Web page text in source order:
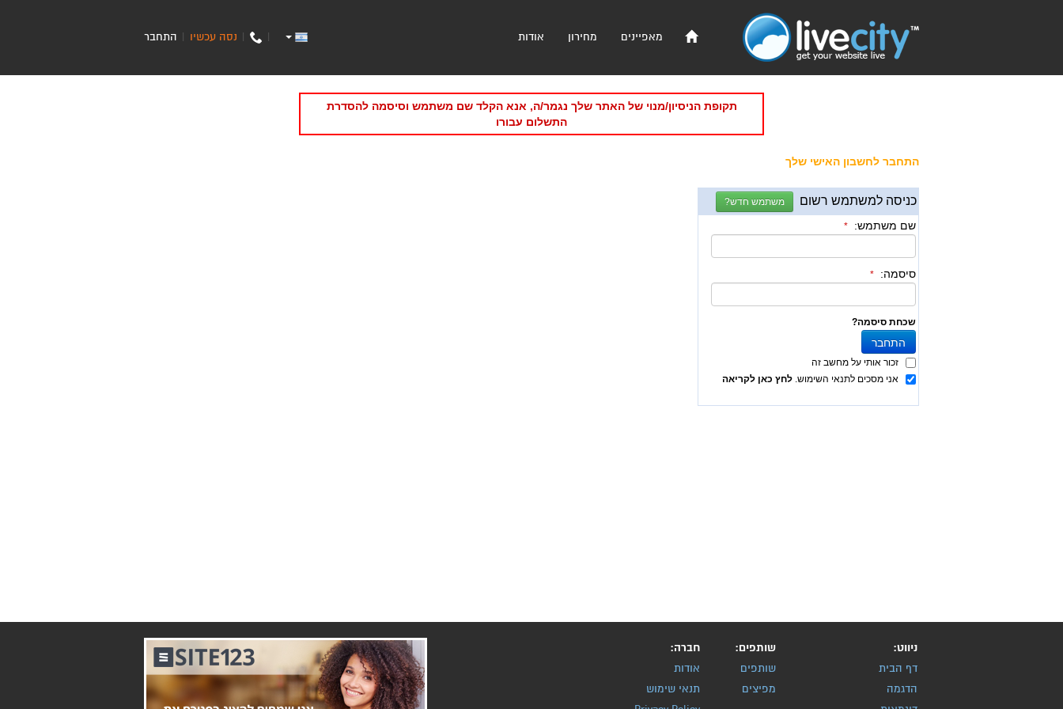
מאפיינים מחירון אודות נסה עכשיו התחבר
תקופת הניסיון/מנוי של האתר שלך נגמר/ה, אנא הקלד שם משתמש וסיסמה להסדרת
התשלום עבורו
התחבר לחשבון האישי שלך
ניווט:
דף הבית
הדגמה
שותפים:
שותפים
מפיצים
חברה:
אודות
תנאי שימוש